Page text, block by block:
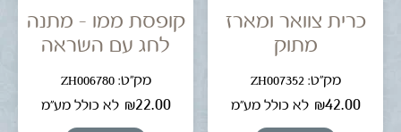
כרית צוואר ומארז
מתוק
מק"ט: ZH007352
₪42.00 לא כולל מע"מ
קופסת ממו – מתנה
לחג עם השראה
מק"ט: ZH006780
₪22.00 לא כולל מע"מ